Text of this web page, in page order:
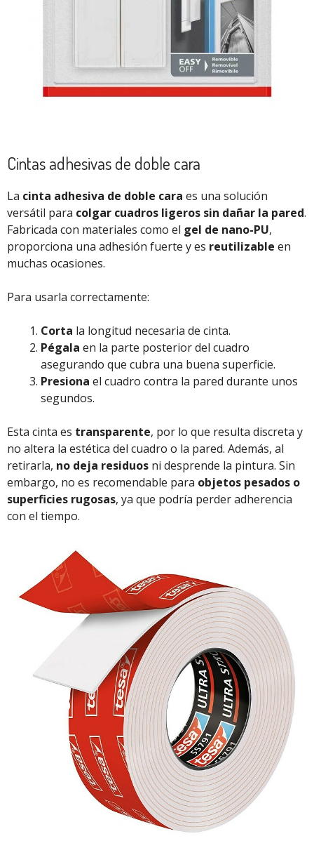
Cintas adhesivas de doble cara
La cinta adhesiva de doble cara es una solución
versátil para colgar cuadros ligeros sin dañar la pared.
Fabricada con materiales como el gel de nano-PU,
proporciona una adhesión fuerte y es reutilizable en
muchas ocasiones.
Para usarla correctamente:
Corta la longitud necesaria de cinta.
Pégala en la parte posterior del cuadro
asegurando que cubra una buena superficie.
Presiona el cuadro contra la pared durante unos
segundos.
Esta cinta es transparente, por lo que resulta discreta y
no altera la estética del cuadro o la pared. Además, al
retirarla, no deja residuos ni desprende la pintura. Sin
embargo, no es recomendable para objetos pesados o
superficies rugosas, ya que podría perder adherencia
con el tiempo.